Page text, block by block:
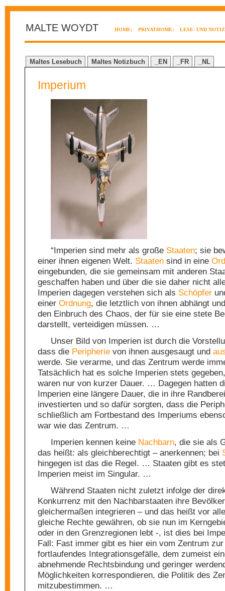
MALTE WOYDT HOME: PRIVATHOME: LESE- UND
Maltes Lesebuch Maltes Notizbuch _EN _FR _NL
Imperium
“Imperien sind mehr als große Staaten; sie
einer ihnen eigenen Welt. Staaten sind in eine
eingebunden, die sie gemeinsam mit anderen
geschaffen haben und über die sie daher nicht
Imperien dagegen verstehen sich als Schöpfer
einer Ordnung, die letztlich von ihnen abhängt
den Einbruch des Chaos, der für sie eine stete
darstellt, verteidigen müssen. …
Unser Bild von Imperien ist durch die
dass die Peripherie von ihnen ausgesaugt und
werde. Sie verarme, und das Zentrum werde
Tatsächlich hat es solche Imperien stets
waren nur von kurzer Dauer. … Dagegen hatten
Imperien eine längere Dauer, die in ihre
investierten und so dafür sorgten, dass die
schließlich am Fortbestand des Imperiums
war wie das Zentrum. …
Imperien kennen keine Nachbarn, die sie als
das heißt: als gleichberechtigt – anerkennen; bei
hingegen ist das die Regel. … Staaten gibt es
Imperien meist im Singular. …
Während Staaten nicht zuletzt infolge der
Konkurrenz mit den Nachbarstaaten ihre
gleichermaßen integrieren – und das heißt vor
gleiche Rechte gewähren, ob sie nun im
oder in den Grenzregionen lebt -, ist dies bei
Fall: Fast immer gibt es hier ein vom Zentrum
fortlaufendes Integrationsgefälle, dem zumeist
abnehmende Rechtsbindung und geringer
Möglichkeiten korrespondieren, die Politik des
mitzubestimmen. …